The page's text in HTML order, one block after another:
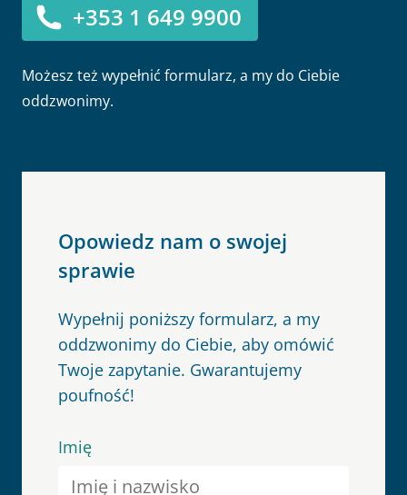
+353 1 649 9900
Możesz też wypełnić formularz, a my do Ciebie
oddzwonimy.
Opowiedz nam o swojej
sprawie
Wypełnij poniższy formularz, a my
oddzwonimy do Ciebie, aby omówić
Twoje zapytanie. Gwarantujemy
poufność!
Imię